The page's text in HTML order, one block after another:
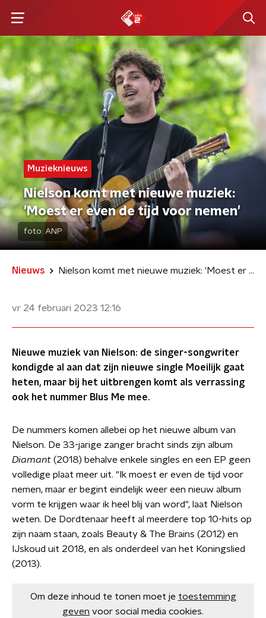
Muzieknieuws
Nielson komt met nieuwe muziek:
'Moest er even de tijd voor nemen'
foto: ANP
Nieuws Nielson komt met nieuwe muziek: 'Moest er even de tijd voor nemen'
vr 24 februari 2023 12:16
Nieuwe muziek van Nielson: de singer-songwriter
kondigde al aan dat zijn nieuwe single Moeilijk gaat
heten, maar bij het uitbrengen komt als verrassing
ook het nummer Blus Me mee.
De nummers komen allebei op het nieuwe album van
Nielson. De 33-jarige zanger bracht sinds zijn album
Diamant (2018) behalve enkele singles en een EP geen
volledige plaat meer uit. "Ik moest er even de tijd voor
nemen, maar er begint eindelijk weer een nieuw album
vorm te krijgen waar ik heel blij van word", laat Nielson
weten. De Dordtenaar heeft al meerdere top 10-hits op
zijn naam staan, zoals Beauty & The Brains (2012) en
IJskoud uit 2018, en als onderdeel van het Koningslied
(2013).
Om deze inhoud te tonen moet je toestemming
geven voor social media cookies.